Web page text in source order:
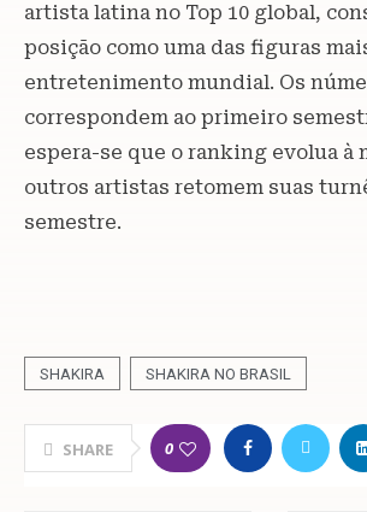
artista latina no Top 10 global,
posição como uma das figuras
entretenimento mundial. Os
correspondem ao primeiro
espera-se que o ranking evolua à
outros artistas retomem suas
semestre.
SHAKIRA SHAKIRA NO BRASIL
SHARE 0